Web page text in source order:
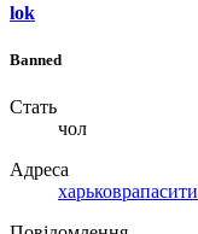
lok
Banned
Стать
чол
Адреса
харьковрапасити